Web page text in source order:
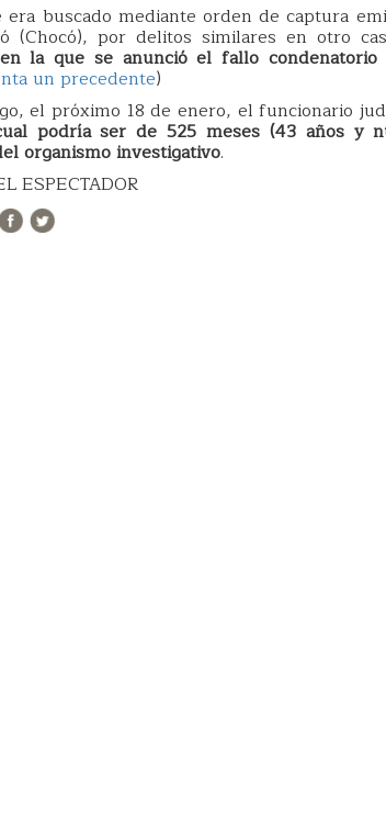
buscado mediante orden de captura
(Chocó), por delitos similares en otro
la que se anunció el fallo
un precedente)
el próximo 18 de enero, el funcionario
podría ser de 525 meses (43 años y
organismo investigativo.
ESPECTADOR